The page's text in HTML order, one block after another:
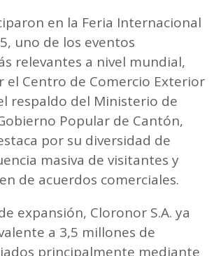
en la Feria Internacional
uno de los eventos
relevantes a nivel mundial,
el Centro de Comercio Exterior
respaldo del Ministerio de
Popular de Cantón,
por su diversidad de
masiva de visitantes y
de acuerdos comerciales.
expansión, Cloronor S.A. ya
a 3,5 millones de
principalmente mediante